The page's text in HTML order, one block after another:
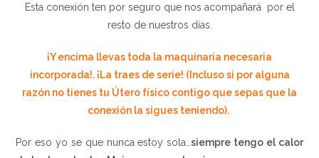
Esta conexión ten por seguro que nos acompañará por el
resto de nuestros días.
¡Y encima llevas toda la maquinaria necesaria
incorporada!. ¡La traes de serie! (Incluso si por alguna
razón no tienes tu Útero físico contigo que sepas que la
conexión la sigues teniendo).
Por eso yo se que nunca estoy sola…siempre tengo el calor